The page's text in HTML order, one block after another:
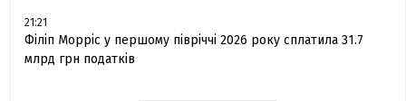
21:21
Філіп Морріс у першому півріччі 2026 року сплатила 31.7
млрд грн податків